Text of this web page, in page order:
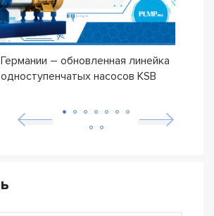
– обновленная линейка
насосов KSB